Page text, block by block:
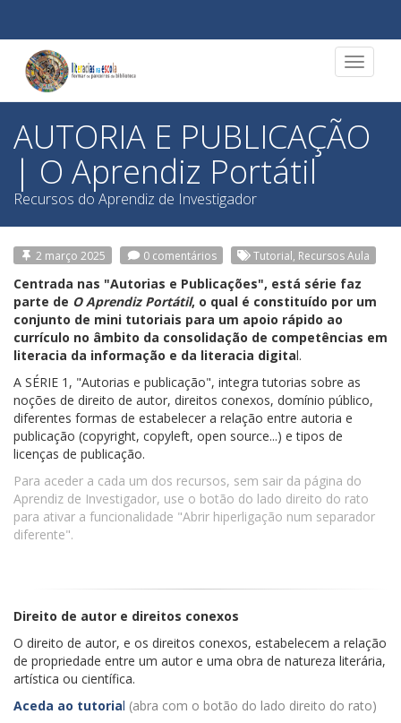
Toggle
AUTORIA E PUBLICAÇÃO
| O Aprendiz Portátil
Recursos do Aprendiz de Investigador
2 março 2025 0 comentários Tutorial, Recursos Aula
Centrada nas "Autorias e Publicações", está série faz
parte de O Aprendiz Portátil, o qual é constituído por um
conjunto de mini tutoriais para um apoio rápido ao
currículo no âmbito da consolidação de competências em
literacia da informação e da literacia digital.
A SÉRIE 1, "Autorias e publicação", integra tutorias sobre as
noções de direito de autor, direitos conexos, domínio público,
diferentes formas de estabelecer a relação entre autoria e
publicação (copyright, copyleft, open source...) e tipos de
licenças de publicação.
Para aceder a cada um dos recursos, sem sair da página do
Aprendiz de Investigador, use o botão do lado direito do rato
para ativar a funcionalidade "Abrir hiperligação num separador
diferente".
Direito de autor e direitos conexos
O direito de autor, e os direitos conexos, estabelecem a relação
de propriedade entre um autor e uma obra de natureza literária,
artística ou científica.
Aceda ao tutorial (abra com o botão do lado direito do rato)